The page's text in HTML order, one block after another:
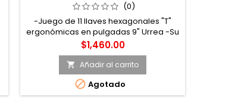
ERGONÓMICAS EN PULGADAS 11
PIEZAS URREA
(0)
-Juego de 11 llaves hexagonales "T"
ergonómicas en pulgadas 9" Urrea -Su
recubrimiento previene que se resbale
de las manos que hayan tenido
contacto con aceites o grasas. -Llaves
largas que permiten alcanzar
tornillería en ubicaciones profundas o
de difícil acceso. -Terminado que
Precio
$1,460.00
 Añadir al carrito
 Agotado